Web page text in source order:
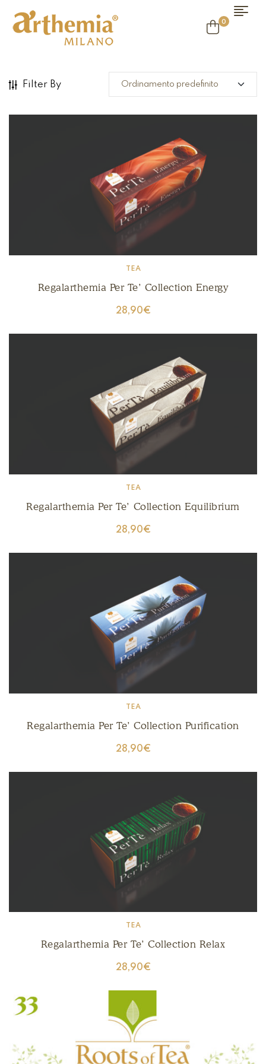
0
Filter By
TEA
Regalarthemia Per Te’ Collection Energy
28,90€
TEA
Regalarthemia Per Te’ Collection Equilibrium
28,90€
TEA
Regalarthemia Per Te’ Collection Purification
28,90€
TEA
Regalarthemia Per Te’ Collection Relax
28,90€